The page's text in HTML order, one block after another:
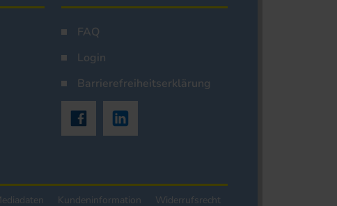
FAQ
Login
Barrierefreiheitserklärung
Kundeninformation Widerrufsrecht